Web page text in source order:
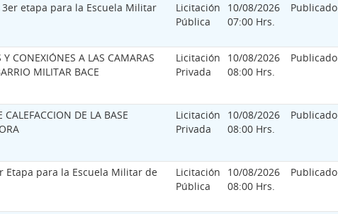
etapa para la Escuela Militar
Licitación
Pública
10/08/2026
07:00 Hrs.
Publicado
CONEXIÓNES A LAS CAMARAS
MILITAR BACE
Licitación
Privada
10/08/2026
08:00 Hrs.
Publicado
CALEFACCION DE LA BASE
Licitación
Privada
10/08/2026
08:00 Hrs.
Publicado
Etapa para la Escuela Militar de
Licitación
Pública
10/08/2026
08:00 Hrs.
Publicado